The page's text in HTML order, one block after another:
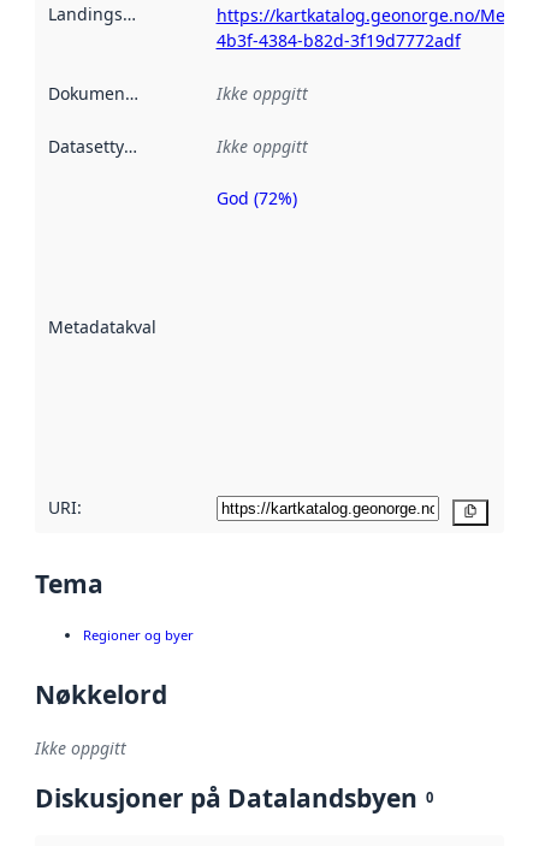
Landingsside
https://kartkatalog.geonorge.no/
4b3f-4384-b82d-3f19d7772adf
Dokumentasjon Ikke oppgitt
Datasettype Ikke oppgitt
Metadatakvalitet
Metadatakvalitet
God (72%)
URI:
Tema
Regioner og byer
Nøkkelord
Ikke oppgitt
Diskusjoner på Datalandsbyen 0